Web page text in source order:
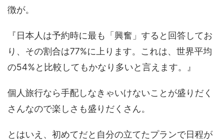
徴が。
『日本人は予約時に最も「興奮」すると回答してお
り、その割合は77%に上ります。これは、世界平均
の54%と比較してもかなり多いと言えます。』
個人旅行なら手配しなきゃいけないことが盛りだく
さんなので楽しさも盛りだくさん。
とはいえ、初めてだと自分の立てたプランで日程が